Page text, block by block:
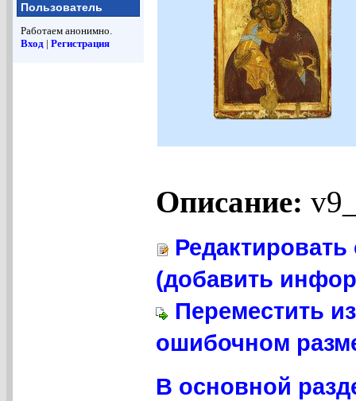
Пользователь
Работаем анонимно.
Вход | Регистрация
Описание:
(добавить
Переместить
ошибочном
В основной